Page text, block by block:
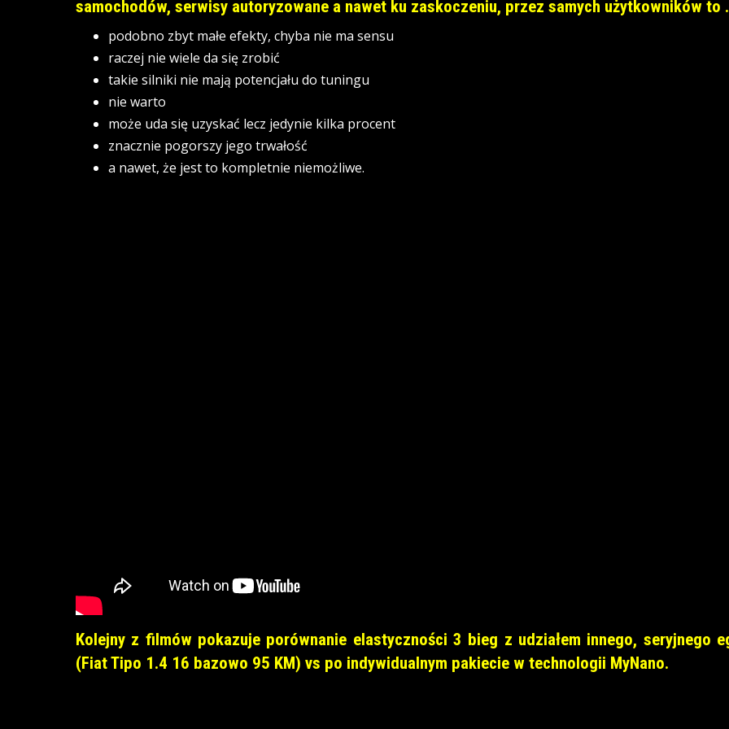
samochodów, serwisy autoryzowane a nawet ku zaskoczeniu, przez samych użytkowników to
podobno zbyt małe efekty, chyba nie ma sensu
raczej nie wiele da się zrobić
takie silniki nie mają potencjału do tuningu
nie warto
może uda się uzyskać lecz jedynie kilka procent
znacznie pogorszy jego trwałość
a nawet, że jest to kompletnie niemożliwe.
Kolejny z filmów pokazuje porównanie elastyczności 3 bieg z udziałem innego, seryjnego
(Fiat Tipo 1.4 16 bazowo 95 KM) vs po indywidualnym pakiecie w technologii MyNano.